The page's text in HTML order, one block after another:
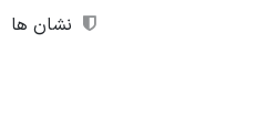
نشان ها